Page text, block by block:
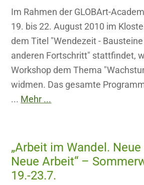
Im Rahmen der GLOBArt-
19. bis 22. August 2010 im
dem Titel "Wendezeit -
anderen Fortschritt" stattfindet,
Workshop dem Thema
widmen. Das gesamte
... Mehr ...
„Arbeit im Wandel.
Neue Arbeit“ –
19.-23.7.